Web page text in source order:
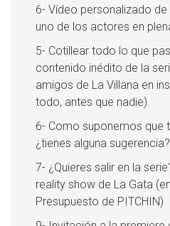
6- Vídeo personalizado
uno de los actores en
5- Cotillear todo lo que
contenido inédito de la
amigos de La Villana en
todo, antes que nadie).
6- Como suponemos que
¿tienes alguna
7- ¿Quieres salir en la
reality show de La Gata
Presupuesto de PITCHIN)